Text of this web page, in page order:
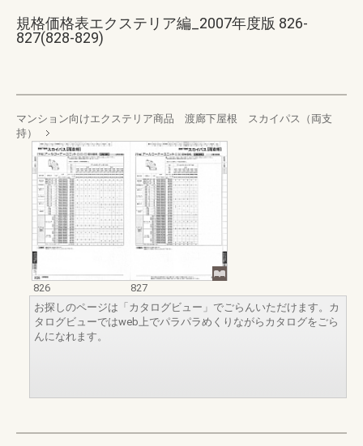
規格価格表エクステリア編_2007年度版 826-
827(828-829)
マンション向けエクステリア商品 渡廊下屋根 スカイパス（両支
持）
826
827
お探しのページは「カタログビュー」でごらんいただけます。カ
タログビューではweb上でパラパラめくりながらカタログをごら
んになれます。